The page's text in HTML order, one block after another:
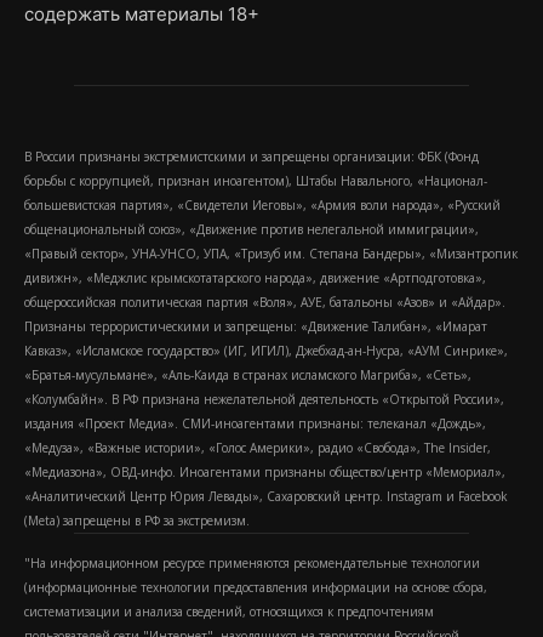
содержать материалы 18+
В России признаны экстремистскими и запрещены организации: ФБК (Фонд
борьбы с коррупцией, признан иноагентом), Штабы Навального, «Национал-
большевистская партия», «Свидетели Иеговы», «Армия воли народа», «Русский
общенациональный союз», «Движение против нелегальной иммиграции»,
«Правый сектор», УНА-УНСО, УПА, «Тризуб им. Степана Бандеры», «Мизантропик
дивижн», «Меджлис крымскотатарского народа», движение «Артподготовка»,
общероссийская политическая партия «Воля», АУЕ, батальоны «Азов» и «Айдар».
Признаны террористическими и запрещены: «Движение Талибан», «Имарат
Кавказ», «Исламское государство» (ИГ, ИГИЛ), Джебхад-ан-Нусра, «АУМ Синрике»,
«Братья-мусульмане», «Аль-Каида в странах исламского Магриба», «Сеть»,
«Колумбайн». В РФ признана нежелательной деятельность «Открытой России»,
издания «Проект Медиа». СМИ-иноагентами признаны: телеканал «Дождь»,
«Медуза», «Важные истории», «Голос Америки», радио «Свобода», The Insider,
«Медиазона», ОВД-инфо. Иноагентами признаны общество/центр «Мемориал»,
«Аналитический Центр Юрия Левады», Сахаровский центр. Instagram и Facebook
(Metа) запрещены в РФ за экстремизм.
"На информационном ресурсе применяются рекомендательные технологии
(информационные технологии предоставления информации на основе сбора,
систематизации и анализа сведений, относящихся к предпочтениям